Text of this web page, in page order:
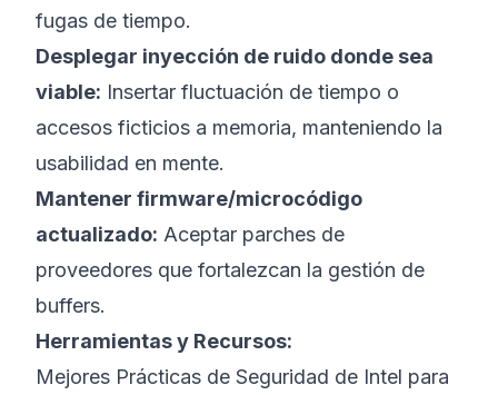
fugas de tiempo.
Desplegar inyección de ruido donde sea
viable: Insertar fluctuación de tiempo o
accesos ficticios a memoria, manteniendo la
usabilidad en mente.
Mantener firmware/microcódigo
actualizado: Aceptar parches de
proveedores que fortalezcan la gestión de
buffers.
Herramientas y Recursos:
Mejores Prácticas de Seguridad de Intel para